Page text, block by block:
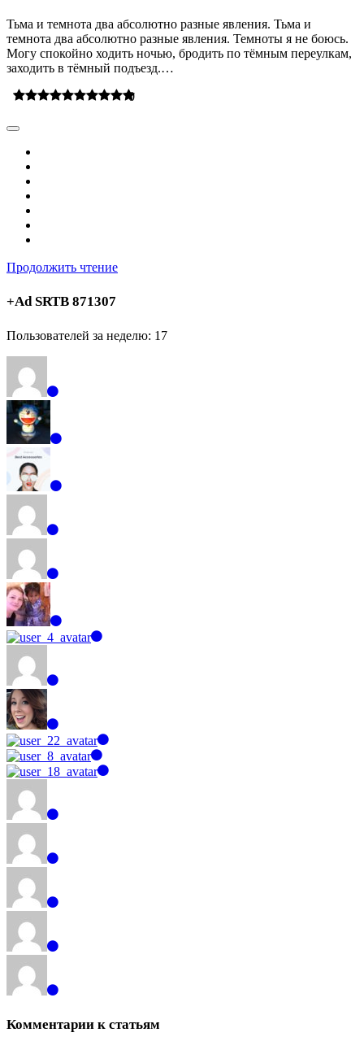
Тьма и темнота два абсолютно разные явления. Тьма и
темнота два абсолютно разные явления. Темноты я не боюсь.
Могу спокойно ходить ночью, бродить по тёмным переулкам,
заходить в тёмный подъезд.…
0
Продолжить чтение
+Ad SRTB 871307
Пользователей за неделю: 17
Комментарии к статьям